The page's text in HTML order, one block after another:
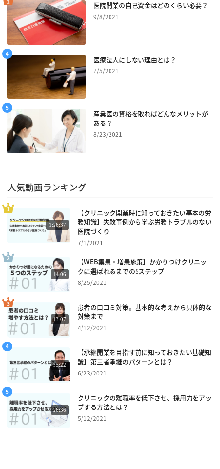
医院開業の自己資金はどのくらい必要？
9/8/2021
医療法人にしない理由とは？
7/5/2021
産業医の資格を取ればどんなメリットが
ある？
8/23/2021
人気動画ランキング
1:26:37
【クリニック開業時に知っておきたい基本の労
務知識】失敗事例から学ぶ労務トラブルのない
医院づくり
7/1/2021
14:06
【WEB集患・増患施策】かかりつけクリニッ
クに選ばれるまでの5ステップ
8/25/2021
13:07
患者の口コミ対策。基本的な考えから具体的な
対策まで
4/12/2021
35:22
【承継開業を目指す前に知っておきたい基礎知
識】第三者承継のパターンとは？
6/23/2021
26:36
クリニックの離職率を低下させ、採用力をアッ
プする方法とは？
5/12/2021